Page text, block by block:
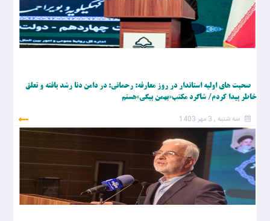
صحبت های اولیه استاندار در روز معارفه: رحمانی: در دامن دنا رشد یافته و تعلق
خاطر پیدا کردم/ شاگرد مکتب«بهمن بیگی»هستم
سه شنبه , 3 مهر 1403